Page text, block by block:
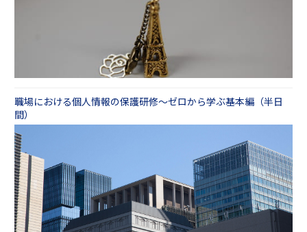
ヒューマンエラー研修 ～個人情報漏えい対策
職場における個人情報の保護研修～ゼロから学ぶ基本編（半日
間）